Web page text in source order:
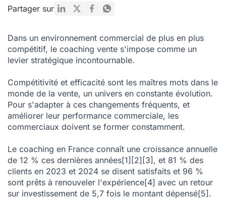
10 techniques efficaces de coaching commercial
Mesurer l'efficacité du coaching commercial
Coaching en vente : Vers une nouvelle culture de la
FAQ – Coaching commercial
Mentions
Partager sur
Dans un environnement commercial de plus en plus
compétitif, le coaching vente s'impose comme un
levier stratégique incontournable.
Compétitivité et efficacité sont les maîtres mots dans le
monde de la vente, un univers en constante évolution.
Pour s'adapter à ces changements fréquents, et
améliorer leur performance commerciale, les
commerciaux doivent se former constamment.
Le coaching en France connaît une croissance annuelle
de 12 % ces dernières années[1] [2] [3] , et 81 % des
clients en 2023 et 2024 se disent satisfaits et 96 %
sont prêts à renouveler l'expérience[4] avec un retour
sur investissement de 5,7 fois le montant dépensé[5] .